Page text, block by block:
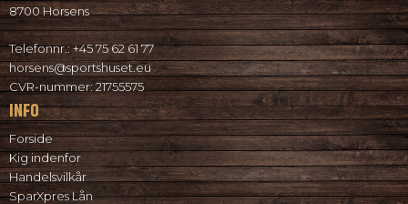
8700 Horsens
Telefonnr.:+45 75 62 61 77
horsens@sportshuset.eu
CVR-nummer:21755575
INFO
Forside
Kig indenfor
Handelsvilkår
SparXpres Lån